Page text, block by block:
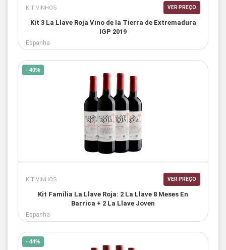
KIT VINHOS VER PREÇO
Kit 3 La Llave Roja Vino de la Tierra de Extremadura
IGP 2019
Espanha
- 40%
KIT VINHOS VER PREÇO
Kit Família La Llave Roja: 2 La Llave 8 Meses En
Barrica + 2 La Llave Joven
Espanha
- 44%